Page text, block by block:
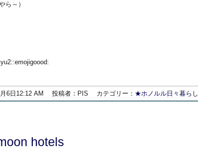
ら～）
6日12:12 AM 投稿者：PIS カテゴリー： ★ホノルル日々暮らし
hotels